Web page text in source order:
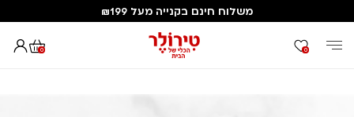
משלוח חינם בקנייה מעל ₪199
0 0
דף הבית Out of Stock Alert 2025/07/10 1752151640